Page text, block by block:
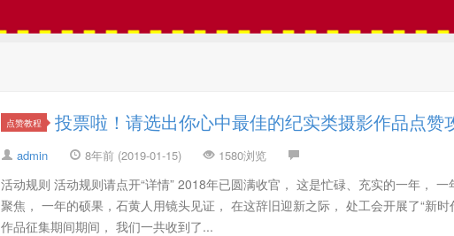
点赞教程 投票啦！请选出你心中最佳的纪实类摄影作品点赞
admin 8年前 (2019-01-15) 1580浏览
活动规则 活动规则请点开“详情” 2018年已圆满收官， 这是忙碌、充实的一年，
聚焦， 一年的硕果，石黄人用镜头见证， 在这辞旧迎新之际， 处工会开展了“新时
作品征集期间期间， 我们一共收到了...